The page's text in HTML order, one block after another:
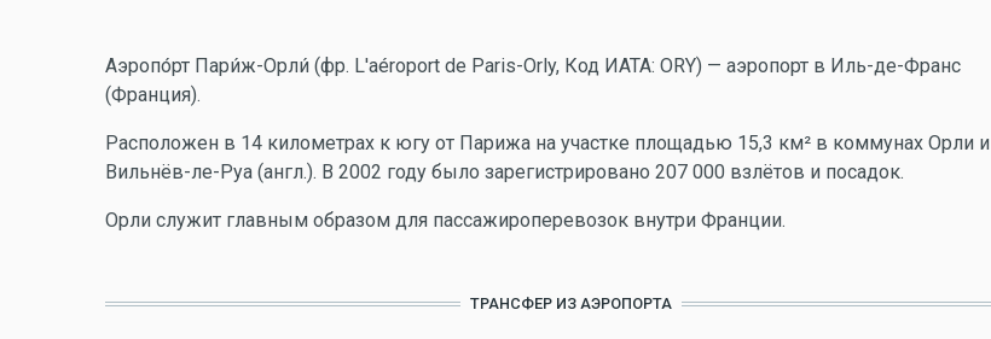
Аэропо́рт Пари́ж-Орли́ (фр. L'aéroport de Paris-Orly, Код ИАТА: ORY) — аэропорт в Иль-де-Франс
(Франция).
Расположен в 14 километрах к югу от Парижа на участке площадью 15,3 км² в коммунах Орли и
Вильнёв-ле-Руа (англ.). В 2002 году было зарегистрировано 207 000 взлётов и посадок.
Орли служит главным образом для пассажироперевозок внутри Франции.
ТРАНСФЕР ИЗ АЭРОПОРТА